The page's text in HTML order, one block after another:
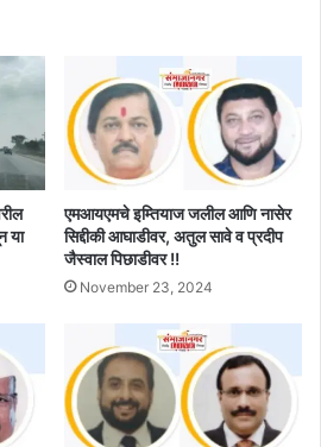
या
एमआयएमचे इम्तियाज जलील आणि नासेर
सिद्दीकी आघाडीवर, अतुल सावे व प्रदीप
जैस्वाल पिछाडीवर !!
November 23, 2024